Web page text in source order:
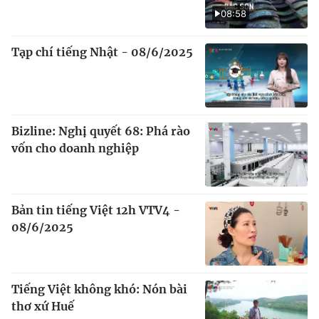
08:58
Tạp chí tiếng Nhật - 08/6/2025
Bizline: Nghị quyết 68: Phá rào
vốn cho doanh nghiệp
Bản tin tiếng Việt 12h VTV4 -
08/6/2025
Tiếng Việt không khó: Nón bài
thơ xứ Huế